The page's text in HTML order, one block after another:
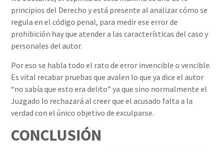
principios del Derecho y está presente al analizar cómo se
regula en el código penal, para medir ese error de
prohibición hay que atender a las características del caso y
personales del autor.
Por eso se habla todo el rato de error invencible o vencible.
Es vital recabar pruebas que avalen lo que ya dice el autor
“no sabía que esto era delito” ya que sino normalmente el
Juzgado lo rechazará al creer que el acusado falta a la
verdad con el único objetivo de exculparse.
CONCLUSIÓN